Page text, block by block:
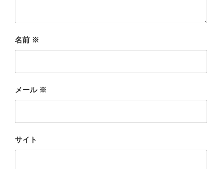
名前 ※
メール ※
サイト